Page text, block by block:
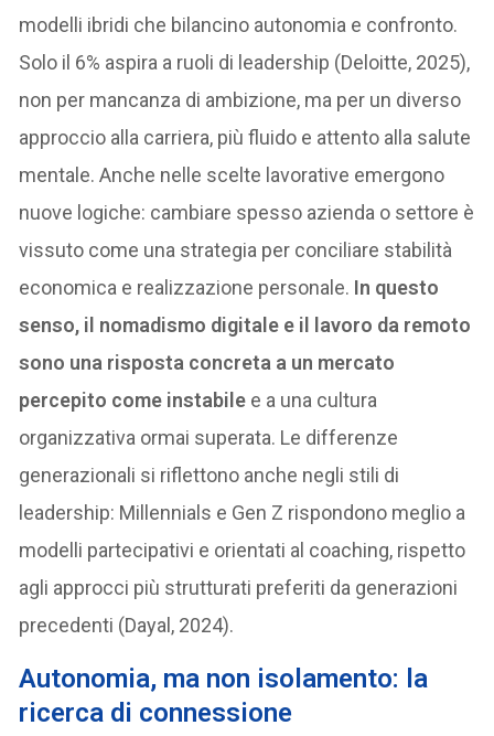
modelli ibridi che bilancino autonomia e confronto.
Solo il 6% aspira a ruoli di leadership (Deloitte, 2025),
non per mancanza di ambizione, ma per un diverso
approccio alla carriera, più fluido e attento alla salute
mentale. Anche nelle scelte lavorative emergono
nuove logiche: cambiare spesso azienda o settore è
vissuto come una strategia per conciliare stabilità
economica e realizzazione personale. In questo
senso, il nomadismo digitale e il lavoro da remoto
sono una risposta concreta a un mercato
percepito come instabile e a una cultura
organizzativa ormai superata. Le differenze
generazionali si riflettono anche negli stili di
leadership: Millennials e Gen Z rispondono meglio a
modelli partecipativi e orientati al coaching, rispetto
agli approcci più strutturati preferiti da generazioni
precedenti (Dayal, 2024).
Autonomia, ma non isolamento: la
ricerca di connessione